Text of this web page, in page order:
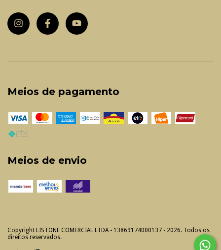
Meios de pagamento
Meios de envio
Copyright LISTONE COMERCIAL LTDA - 13869174000137 - 2026. Todos os
direitos reservados.